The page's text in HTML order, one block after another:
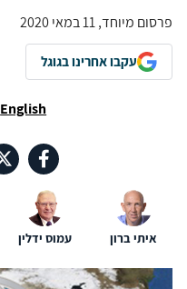
פרסום מיוחד, 11 במאי 2020
עקבו אחרינו בגוגל
English
איתי ברון עמוס ידלין